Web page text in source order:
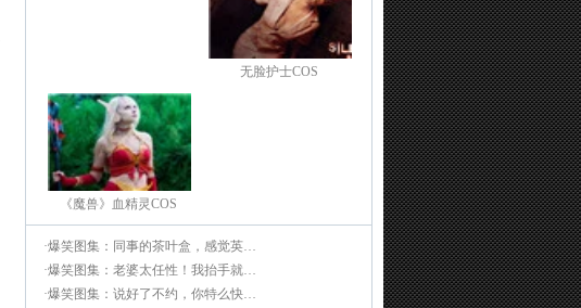
无脸护士COS
《魔兽》血精灵COS
·爆笑图集：同事的茶叶盒，感觉英…
·爆笑图集：老婆太任性！我抬手就…
·爆笑图集：说好了不约，你特么快…